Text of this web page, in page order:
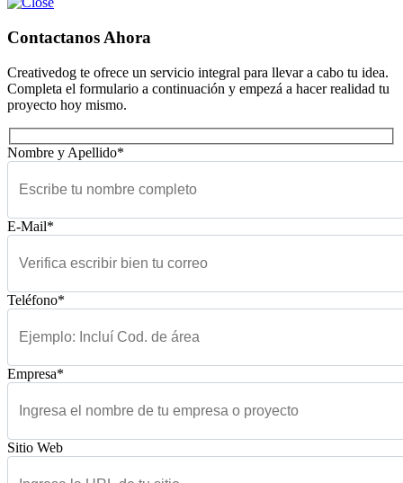
Contactanos Ahora
Creativedog te ofrece un servicio integral para llevar a cabo tu idea.
Completa el formulario a continuación y empezá a hacer realidad tu
proyecto hoy mismo.
Nombre y Apellido*
E-Mail*
Teléfono*
Empresa*
Sitio Web